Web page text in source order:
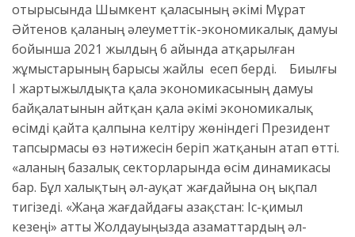
отырысында Шымкент қаласының әкімі Мұрат
Әйтенов қаланың әлеуметтік-экономикалық дамуы
бойынша 2021 жылдың 6 айында атқарылған
жұмыстарының барысы жайлы есеп берді. Биылғы
І жартыжылдықта қала экономикасының дамуы
байқалатынын айтқан қала әкімі экономикалық
өсімді қайта қалпына келтіру жөніндегі Президент
тапсырмасы өз нәтижесін беріп жатқанын атап өтті.
«Қаланың базалық секторларында өсім динамикасы
бар. Бұл халықтың әл-ауқат жағдайына оң ықпал
тигізеді. «Жаңа жағдайдағы Қазақстан: Іс-қимыл
кезеңі» атты Жолдауыңызда азаматтардың әл-